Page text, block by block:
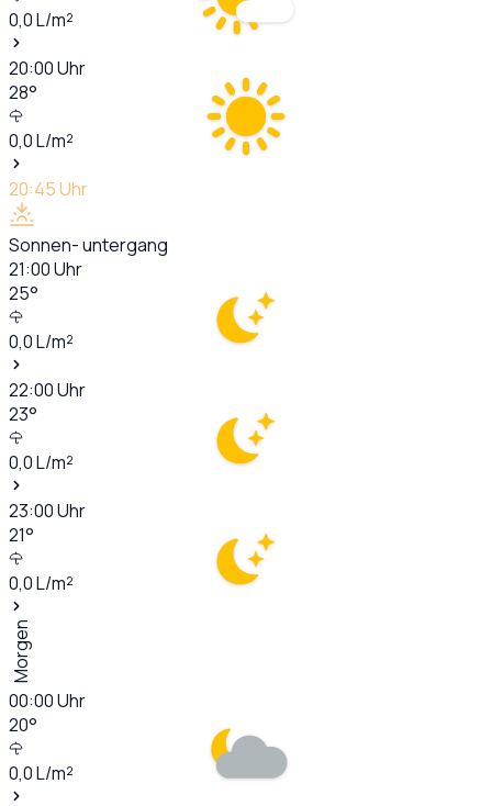
0,0L/m²
20:00Uhr
28°
0,0L/m²
20:45Uhr
Sonnen- untergang
21:00Uhr
25°
0,0L/m²
22:00Uhr
23°
0,0L/m²
23:00Uhr
21°
0,0L/m²
Morgen
00:00Uhr
20°
0,0L/m²